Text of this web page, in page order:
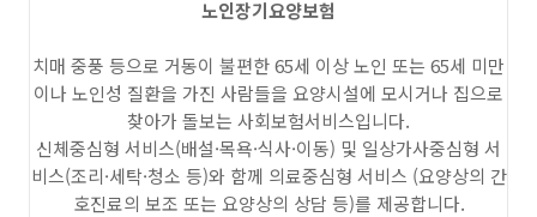
노인장기요양보험
치매 중풍 등으로 거동이 불편한 65세 이상 노인 또는 65세 미만
이나 노인성 질환을 가진 사람들을 요양시설에 모시거나 집으로
찾아가 돌보는 사회보험서비스입니다.
신체중심형 서비스(배설·목욕·식사·이동) 및 일상가사중심형 서
비스(조리·세탁·청소 등)와 함께 의료중심형 서비스 (요양상의 간
호진료의 보조 또는 요양상의 상담 등)를 제공합니다.